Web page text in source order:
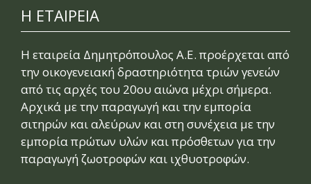
Η ΕΤΑΙΡΕΙΑ
Η εταιρεία Δημητρόπουλος Α.Ε. προέρχεται από
την οικογενειακή δραστηριότητα τριών γενεών
από τις αρχές του 20ου αιώνα μέχρι σήμερα.
Αρχικά με την παραγωγή και την εμπορία
σιτηρών και αλεύρων και στη συνέχεια με την
εμπορία πρώτων υλών και πρόσθετων για την
παραγωγή ζωοτροφών και ιχθυοτροφών.